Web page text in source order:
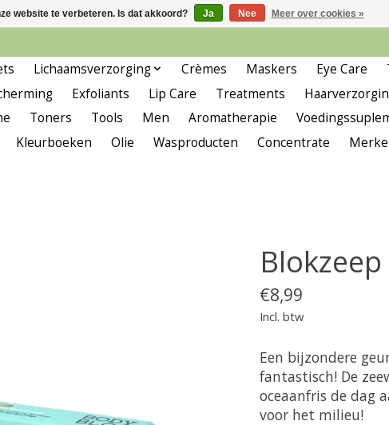
Lichaamsverzorging Crèmes Maskers Eye Care
Exfoliants Lip Care Treatments
Toners Tools Men Aromatherapie
Kleurboeken Olie Wasproducten Concentrate
€8,99
Incl. btw
Een bijzondere
fantastisch! De
oceaanfris de dag
voor het milieu!
website te verbeteren. Is dat akkoord? Ja Nee Meer over cookies »